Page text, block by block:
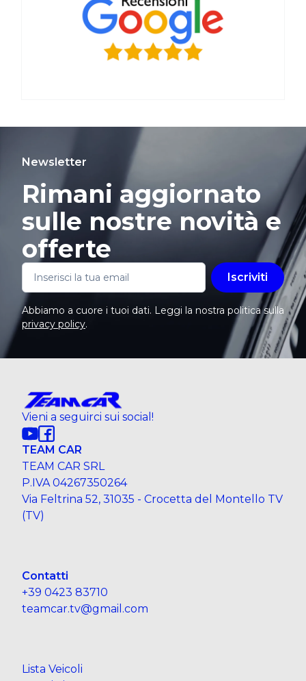
Newsletter
Rimani aggiornato
sulle nostre novità e
offerte
Iscriviti
Abbiamo a cuore i tuoi dati. Leggi la nostra politica sulla
privacy policy.
Vieni a seguirci sui social!
TEAM CAR
TEAM CAR SRL
P.IVA 04267350264
Via Feltrina 52, 31035 - Crocetta del Montello TV
(TV)
Contatti
+39 0423 83710
teamcar.tv@gmail.com
Lista Veicoli